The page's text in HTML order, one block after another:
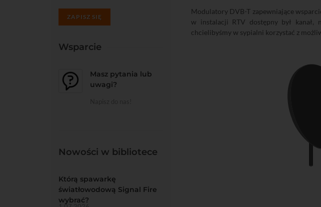
Modulatory DVB-T zapewniające
w instalacji RTV dostępny był
chcielibyśmy w sypialni korzystać z
ZAPISZ SIĘ
Wsparcie
Masz pytania lub
uwagi?
Nowości w bibliotece
Którą spawarkę
światłowodową Signal Fire
wybrać?